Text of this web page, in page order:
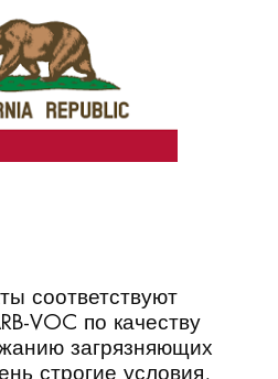
соответствуют
VOC по качеству
загрязняющих
строгие условия,